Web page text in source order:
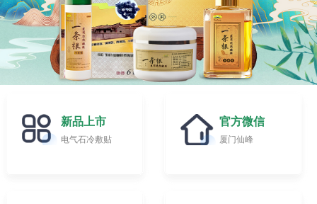
新品上市
电气石冷敷贴
官方微信
厦门仙峰